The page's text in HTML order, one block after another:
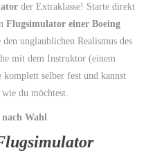
der Extraklasse! Starte direkt
Flugsimulator einer Boeing
den unglaublichen Realismus des
mit dem Instruktor (einem
selber fest und kannst
du möchtest.
Wahl